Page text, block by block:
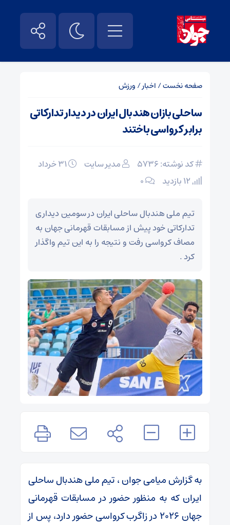
صفحه نخست/ اخبار/ ورزش
ساحلی بازان هندبال ایران در دیدار تدارکاتی
برابر کرواسی باختند
کد نوشته: 5736 مدیر سایت
۰
تیم ملی هندبال ساحلی ایران در سومین دیداری
تدارکاتی خود پیش از مسابقات قهرمانی جهان به
مصاف کرواسی رفت و نتیجه را به این تیم واگذار
کرد .
به گزارش میامی جوان ، تیم ملی هندبال ساحلی
ایران که به منظور حضور در مسابقات قهرمانی
جهان ۲۰۲۶ در زاگرب کرواسی حضور دارد، پس از